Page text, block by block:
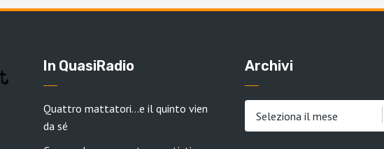
In QuasiRadio
Quattro mattatori…e il quinto vien
da sé
Archivi